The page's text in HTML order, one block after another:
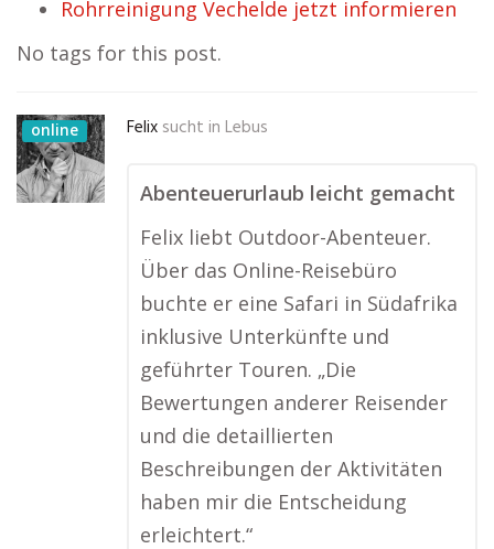
Rohrreinigung Vechelde jetzt informieren
No tags for this post.
online Felix sucht in Lebus
Abenteuerurlaub leicht gemacht
Felix liebt Outdoor-Abenteuer.
Über das Online-Reisebüro
buchte er eine Safari in Südafrika
inklusive Unterkünfte und
geführter Touren. „Die
Bewertungen anderer Reisender
und die detaillierten
Beschreibungen der Aktivitäten
haben mir die Entscheidung
erleichtert.“